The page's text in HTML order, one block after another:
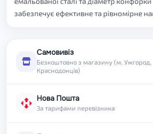
забезпечує ефективне та рівномірне
Самовивіз
Безкоштовно з магазину (м. Ужгород,
Краснодонців)
Нова Пошта
За тарифами перевізника